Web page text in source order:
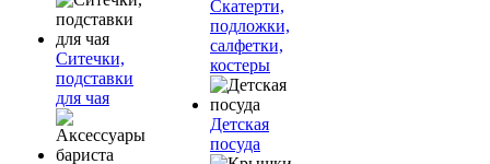
Ситечки,
подставки
для чая
Скатерти,
подложки,
салфетки,
костеры
Детская
посуда